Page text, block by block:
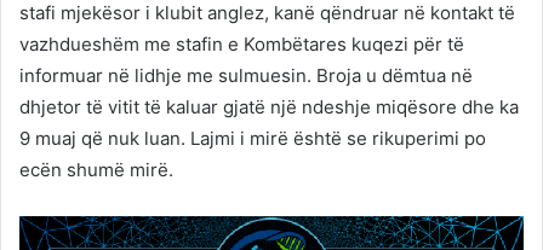
stafi mjekësor i klubit anglez, kanë qëndruar në kontakt të
vazhdueshëm me stafin e Kombëtares kuqezi për të
informuar në lidhje me sulmuesin. Broja u dëmtua në
dhjetor të vitit të kaluar gjatë një ndeshje miqësore dhe ka
9 muaj që nuk luan. Lajmi i mirë është se rikuperimi po
ecën shumë mirë.